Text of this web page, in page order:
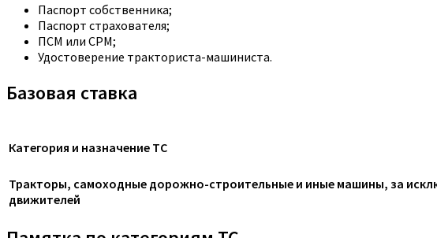
Паспорт собственника;
Паспорт страхователя;
ПСМ или СРМ;
Удостоверение тракториста-машиниста.
Базовая ставка
Категория и назначение ТС
Тракторы, самоходные дорожно-строительные и иные машины, за
движителей